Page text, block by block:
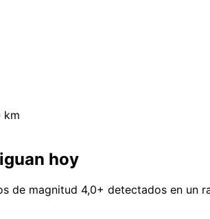
km
hoy
de magnitud 4,0+ detectados en un